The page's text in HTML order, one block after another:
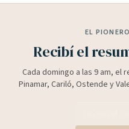
EL
Recibí el
Cada domingo a las 9 am, el
Pinamar, Cariló, Ostende y